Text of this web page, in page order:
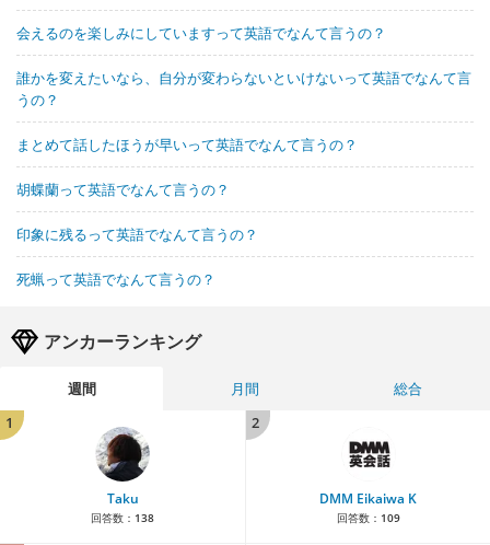
会えるのを楽しみにしていますって英語でなんて言うの？
誰かを変えたいなら、自分が変わらないといけないって英語でなんて言
うの？
まとめて話したほうが早いって英語でなんて言うの？
胡蝶蘭って英語でなんて言うの？
印象に残るって英語でなんて言うの？
死蝋って英語でなんて言うの？
アンカーランキング
週間 月間
総合
1
Taku
回答数： 138
2
DMM Eikaiwa K
回答数： 109